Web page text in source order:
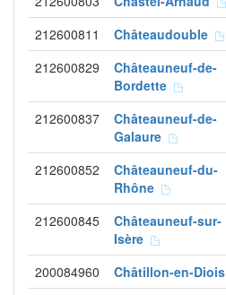
212600811 Châteaudouble
212600829
Châteauneuf-de-
Bordette
212600837
Châteauneuf-de-
Galaure
212600852
Châteauneuf-du-
Rhône
212600845
Châteauneuf-sur-
Isère
200084960 Châtillon-en-Diois